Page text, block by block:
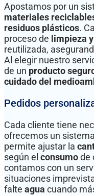
Apostamos por un
materiales
residuos plásticos.
proceso de limpieza
reutilizada,
Al elegir nuestro
de un producto
cuidado del
Pedidos
Cada cliente tiene
ofrecemos un
permite ajustar la
según el consumode
contamos con un
situaciones
falte agua cuando